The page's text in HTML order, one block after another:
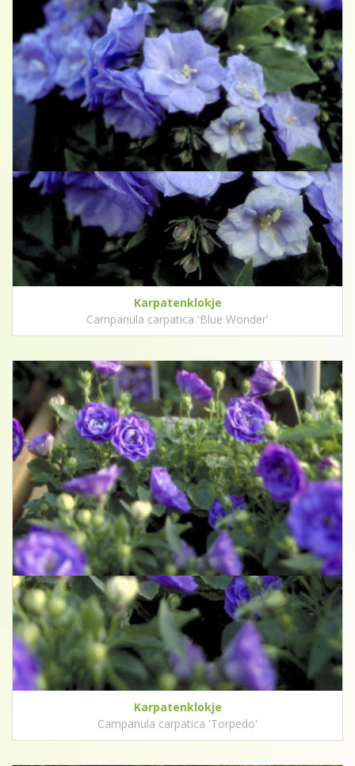
Karpatenklokje
Campanula carpatica 'Blue Wonder'
Karpatenklokje
Campanula carpatica 'Torpedo'